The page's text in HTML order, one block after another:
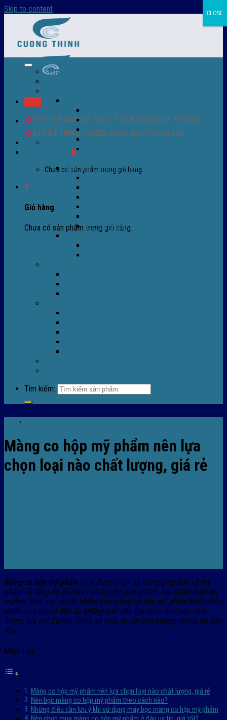
Skip to content
177/1 LÊ VĂN KHƯƠNG, P.TÂN THỚI HIỆP TP.HCM
47 VIỆT HÙNG, HUYỆN ĐÔNG ANH, TP.HÀ NỘI
0932 756 950
0
Chưa có sản phẩm trong giỏ hàng.
0
Giỏ hàng
Chưa có sản phẩm trong giỏ hàng.
Trang chủ – Màng co POF
Màng co PVC
Màng quấn PALLET- màng PE- màng chit
Màng skinpack - skinfilm - hút sát da
Máy bọc màng co POF
Phụ tùng thay thế
Tìm kiếm:
,
Màng co hộp mỹ phẩm nên lựa
chọn loại nào chất lượng, giá rẻ
Màng co hộp mỹ phẩmluôn được chọn sử dụng giúp bảo vệ mỹ
phẩm và tăng độ chuyên nghiệp cho sản phẩm. Tuy nhiên trên thị
trường hiện nay có rất nhiều loại màng co hộp mỹ phẩm khác nhau
khiến mọi người đắn đo không biết nên lựa chọn loại nào chất
lượng, giá rẻ? Cường Thịnh sẽ chia sẻ với bạn những thông tin sau
đây.
Mục Lục
Màng co hộp mỹ phẩm nên lựa chọn loại nào chất lượng, giá rẻ
Nên bọc màng co hộp mỹ phẩm theo cách nào?
Những điều cần lưu ý khi sử dụng máy bọc màng co hộp mỹ phẩm
CLOSE